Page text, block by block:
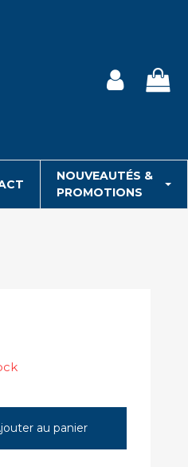
NOUVEAUTÉS &
PROMOTIONS
au panier